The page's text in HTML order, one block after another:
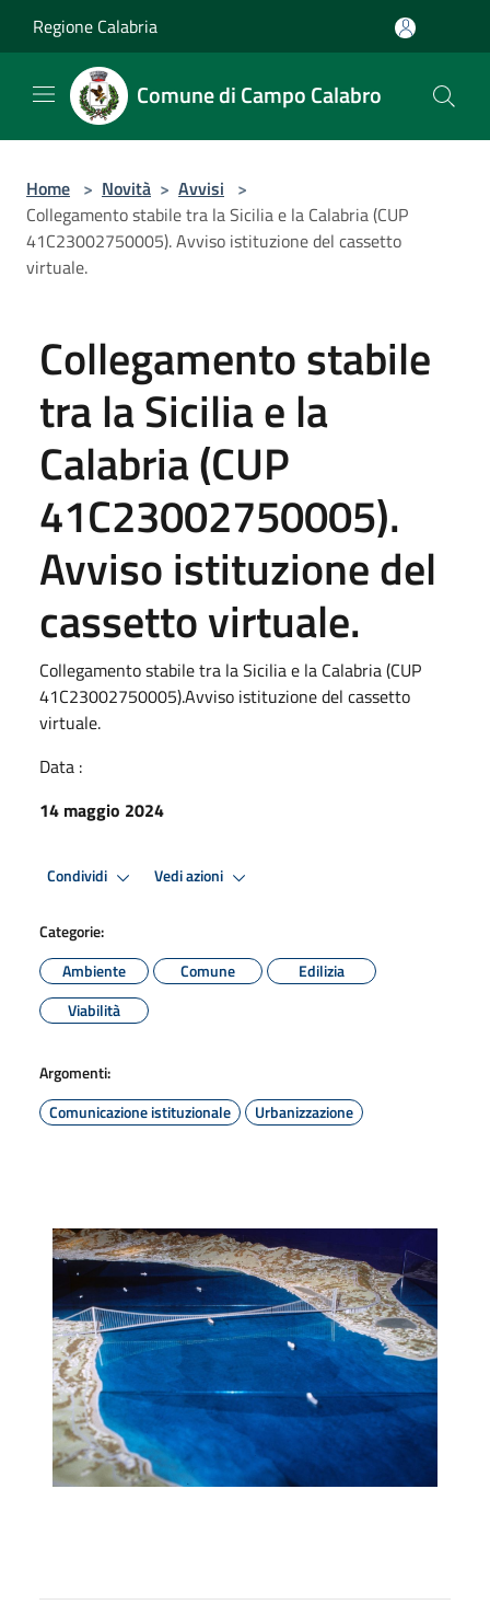
Regione Calabria
Comune di Campo Calabro
Home > Novità > Avvisi >
Collegamento stabile tra la Sicilia e la Calabria (CUP
41C23002750005). Avviso istituzione del cassetto
virtuale.
Collegamento stabile
tra la Sicilia e la
Calabria (CUP
41C23002750005).
Avviso istituzione del
cassetto virtuale.
Collegamento stabile tra la Sicilia e la Calabria (CUP
41C23002750005).Avviso istituzione del cassetto
virtuale.
Data :
14 maggio 2024
Condividi Vedi azioni
Categorie:
Ambiente
Comune
Edilizia
Viabilità
Argomenti:
Comunicazione istituzionale
Urbanizzazione